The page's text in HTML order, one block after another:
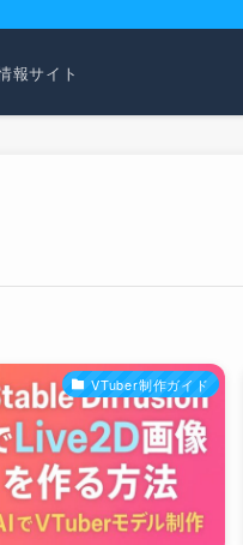
報サイト
VTuber制作ガイド